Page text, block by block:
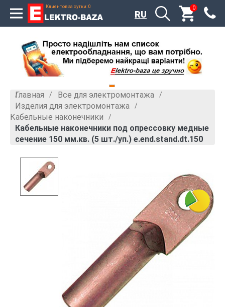
Клиентов за сутки: 0 0
RU
Главная » Все для электромонтажа »
Изделия для электромонтажа »
Кабельные наконечники »
Кабельные наконечники под опрессовку медные
сечение 150 мм.кв. (5 шт./уп.) e.end.stand.dt.150